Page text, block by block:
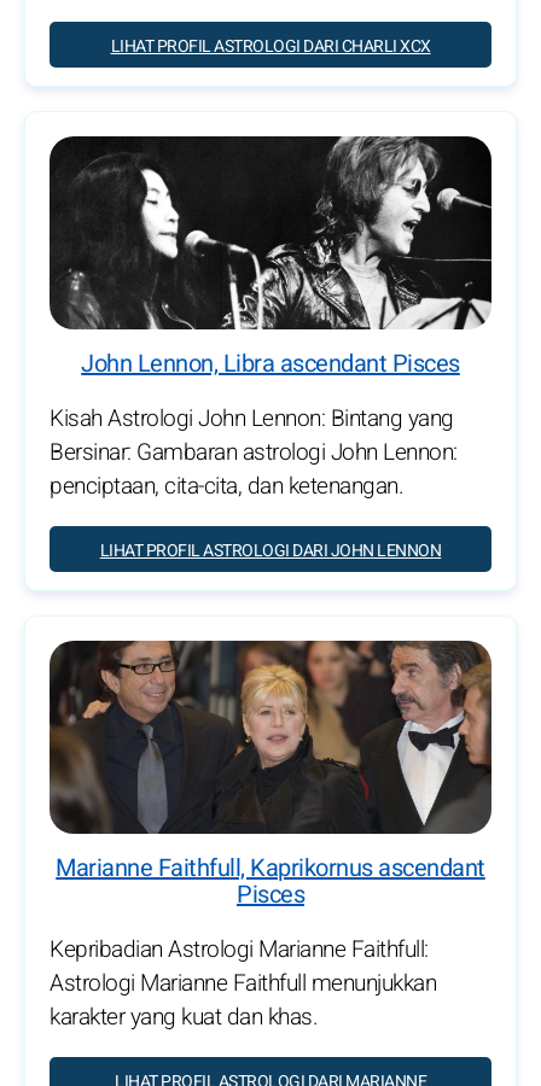
LIHAT PROFIL ASTROLOGI DARI CHARLI XCX
John Lennon, Libra ascendant Pisces
Kisah Astrologi John Lennon: Bintang yang
Bersinar: Gambaran astrologi John Lennon:
penciptaan, cita-cita, dan ketenangan.
LIHAT PROFIL ASTROLOGI DARI JOHN LENNON
Marianne Faithfull, Kaprikornus ascendant
Pisces
Kepribadian Astrologi Marianne Faithfull:
Astrologi Marianne Faithfull menunjukkan
karakter yang kuat dan khas.